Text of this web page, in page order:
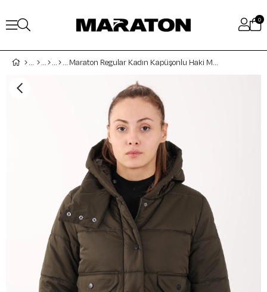
0
Maraton Regular Kadın Kapüşonlu Haki Mont